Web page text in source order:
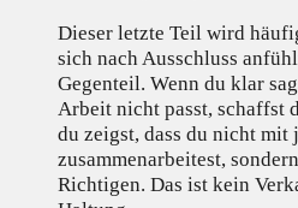
Dieser letzte Teil wird
sich nach Ausschluss
Gegenteil. Wenn du klar
Arbeit nicht passt, schaffst
du zeigst, dass du nicht mit
zusammenarbeitest,
Richtigen. Das ist kein